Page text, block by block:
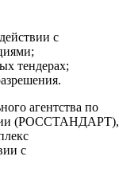
с
тендерах;
агентства по
(РОССТАНДАРТ),
с